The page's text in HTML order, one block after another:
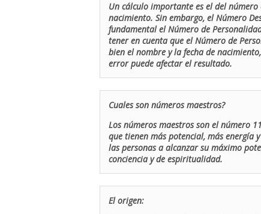
Un cálculo importante es el del
nacimiento. Sin embargo, el Número
fundamental el Número de
tener en cuenta que el Número de
bien el nombre y la fecha de
error puede afectar el resultado.
Cuales son números maestros?
Los números maestros son el número
que tienen más potencial, más energía
las personas a alcanzar su máximo
conciencia y de espiritualidad.
El origen: